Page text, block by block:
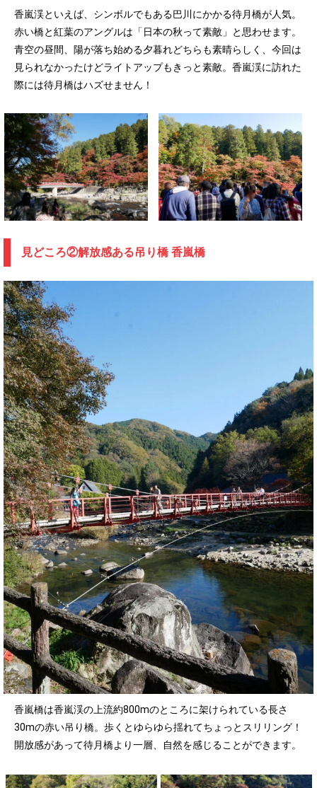
香嵐渓といえば、シンボルでもある巴川にかかる待月橋が人気。
赤い橋と紅葉のアングルは「日本の秋って素敵」と思わせます。
青空の昼間、陽が落ち始める夕暮れどちらも素晴らしく、今回は
見られなかったけどライトアップもきっと素敵。香嵐渓に訪れた
際には待月橋はハズせません！
見どころ②解放感ある吊り橋 香嵐橋
香嵐橋は香嵐渓の上流約800mのところに架けられている長さ
30mの赤い吊り橋。歩くとゆらゆら揺れてちょっとスリリング！
開放感があって待月橋より一層、自然を感じることができます。